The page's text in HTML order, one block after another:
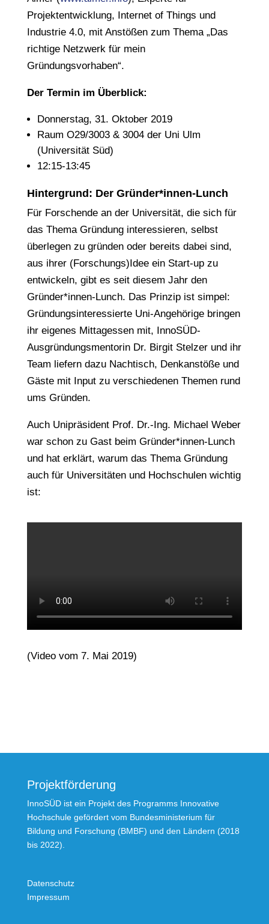
Projektentwicklung, Internet of Things und
Industrie 4.0, mit Anstößen zum Thema „Das
richtige Netzwerk für mein
Gründungsvorhaben“.
Der Termin im Überblick:
Donnerstag, 31. Oktober 2019
Raum O29/3003 & 3004 der Uni Ulm
(Universität Süd)
12:15-13:45
Hintergrund: Der Gründer*innen-Lunch
Für Forschende an der Universität, die sich für
das Thema Gründung interessieren, selbst
überlegen zu gründen oder bereits dabei sind,
aus ihrer (Forschungs)Idee ein Start-up zu
entwickeln, gibt es seit diesem Jahr den
Gründer*innen-Lunch. Das Prinzip ist simpel:
Gründungsinteressierte Uni-Angehörige bringen
ihr eigenes Mittagessen mit, InnoSÜD-
Ausgründungsmentorin Dr. Birgit Stelzer und ihr
Team liefern dazu Nachtisch, Denkanstöße und
Gäste mit Input zu verschiedenen Themen rund
ums Gründen.
Auch Unipräsident Prof. Dr.-Ing. Michael Weber
war schon zu Gast beim Gründer*innen-Lunch
und hat erklärt, warum das Thema Gründung
auch für Universitäten und Hochschulen wichtig
ist:
(Video vom 7. Mai 2019)
Projektförderung
InnoSÜD ist ein Projekt des Programms Innovative
Hochschule gefördert vom Bundesministerium für
Bildung und Forschung (BMBF) und den Ländern (2018
bis 2022).
Datenschutz
Impressum